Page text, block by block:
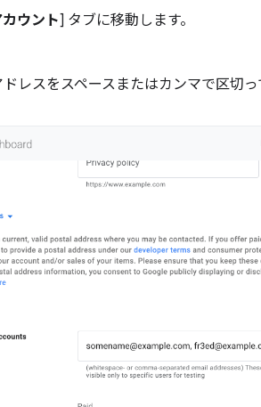
カウント] タブに移動します。
レスをスペースまたはカンマで区切っ